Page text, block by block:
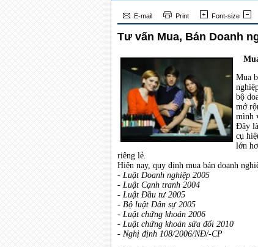
E-mail Print Font-size
Tư vấn Mua, Bán Doanh
Mua
bộ
mở
mình
Đây
cụ
lớn
riêng lẻ.
Hiện nay, quy định mua bán doanh
- Luật Doanh nghiệp 2005
- Luật Cạnh tranh 2004
- Luật Đầu tư 2005
- Bộ luật Dân sự 2005
- Luật chứng khoán 2006
- Luật chứng khoán sửa đổi 2010
- Nghị định 108/2006/NĐ/-CP